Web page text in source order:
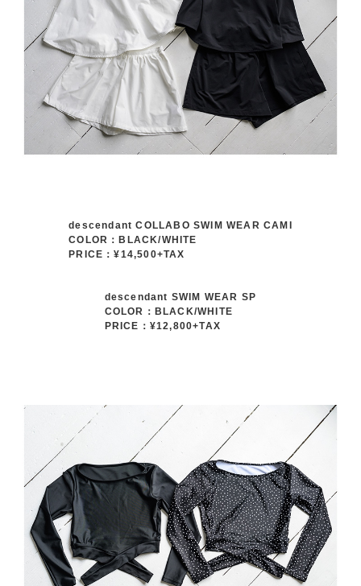
descendant COLLABO SWIM WEAR CAMI
COLOR：BLACK/WHITE
PRICE：¥14,500+TAX
descendant SWIM WEAR SP
COLOR：BLACK/WHITE
PRICE：¥12,800+TAX